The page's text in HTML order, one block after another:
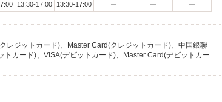
13:30-17:00 13:30-17:00 ー ー ー
レジットカード)、Master Card(クレジットカード)、中国銀聯
トカード)、VISA(デビットカード)、Master Card(デビットカー